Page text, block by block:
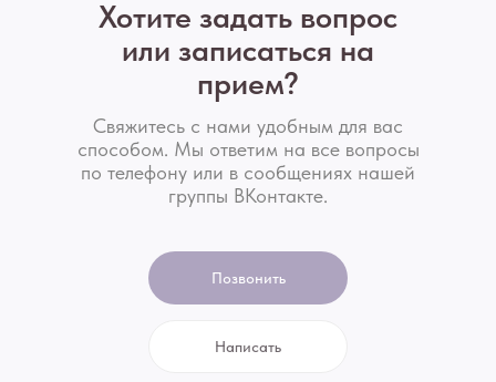
Свяжитесь с нами удобным для вас
способом. Мы ответим на все вопросы
по телефону или в сообщениях нашей
группы ВКонтакте.
Хотите задать вопрос
или записаться на
прием?
Написать
Позвонить